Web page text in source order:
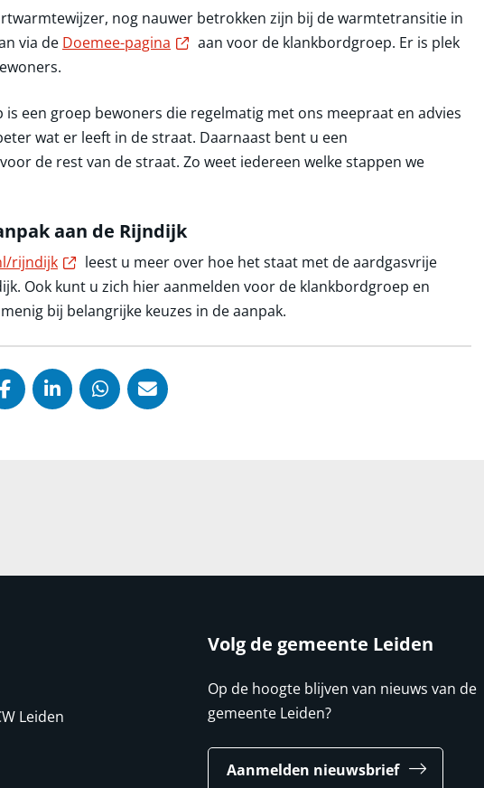
nog nauwer betrokken zijn bij de warmtetransitie in
via de Doemee-pagina Externe link
aan voor de klankbordgroep. Er is plek
is een groep bewoners die regelmatig met ons meepraat en advies
wat er leeft in de straat. Daarnaast bent u een
de rest van de straat. Zo weet iedereen welke stappen we
aan de Rijndijk
rijndijk Externe link
leest u meer over hoe het staat met de aardgasvrije
Ook kunt u zich hier aanmelden voor de klankbordgroep en
bij belangrijke keuzes in de aanpak.
via X (Twitter), opent in nieuw tabblad
Deel via Facebook, opent in nieuw tabblad
Deel via LinkedIn, opent in nieuw tabblad
Deel via WhatsApp, opent in nieuw tabblad
Deel via Mail, opent in nieuw tabblad
Leiden
Volg de gemeente Leiden
Op de hoogte blijven van nieuws van de
gemeente Leiden?
Aanmelden nieuwsbrief